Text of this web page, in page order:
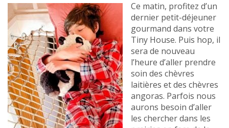
Ce matin, profitez d’un
dernier petit-déjeuner
gourmand dans votre
Tiny House. Puis hop, il
sera de nouveau
l’heure d’aller prendre
soin des chèvres
laitières et des chèvres
angoras. Parfois nous
aurons besoin d’aller
les chercher dans les